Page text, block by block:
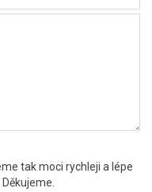
tak moci rychleji a lépe